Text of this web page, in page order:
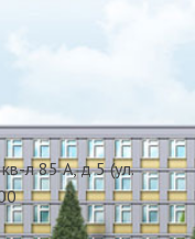
л 85 А, д 5 (ул.